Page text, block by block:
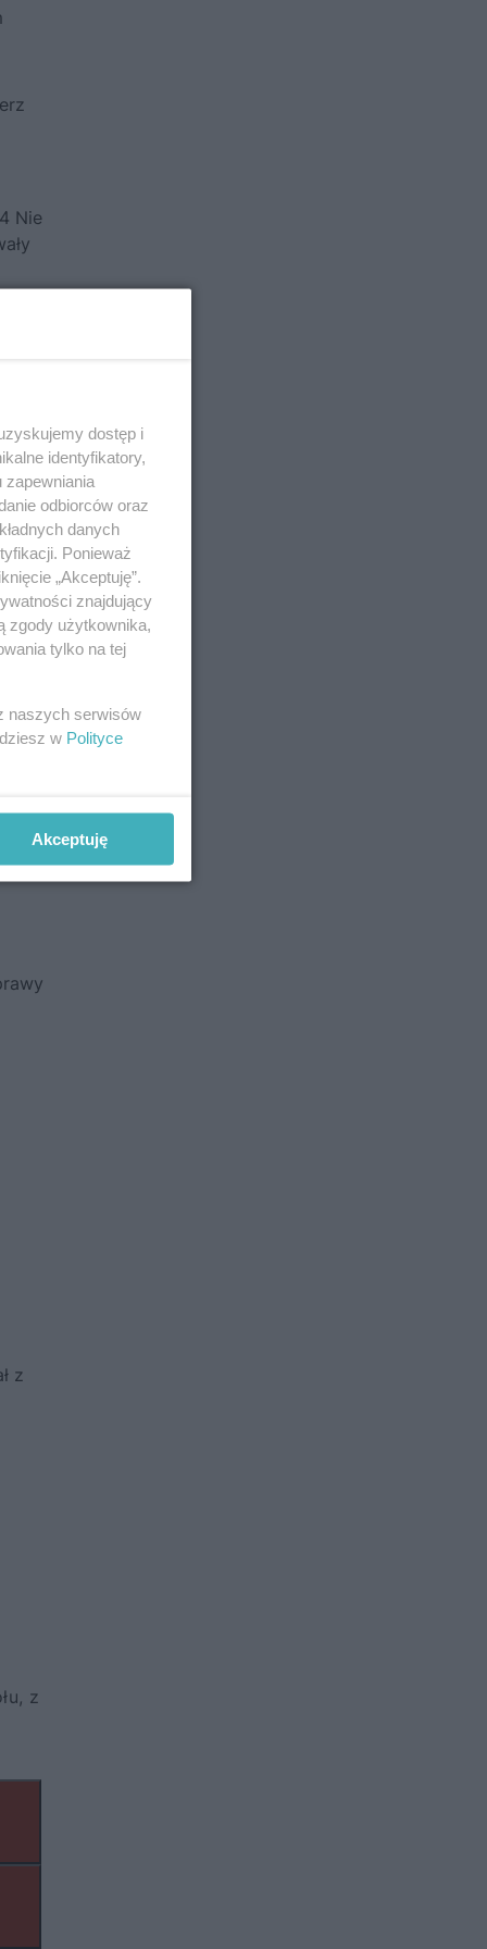
Nie
w
z
dostęp i
identyfikatory,
zapewniania
odbiorców oraz
danych
Ponieważ
„Akceptuję”.
znajdujący
zgody użytkownika,
tylko na tej
naszych serwisów
w Polityce
Akceptuję